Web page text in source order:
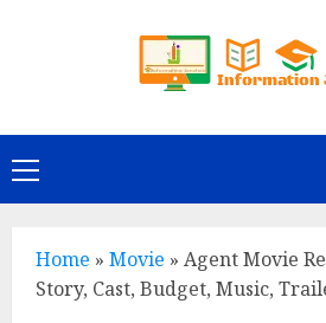
Primary
Menu
Home » Movie » Agent Movie
Story, Cast, Budget, Music,